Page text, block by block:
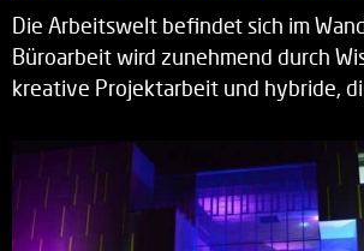
Die Arbeitswelt befindet sich im
Büroarbeit wird zunehmend durch
kreative Projektarbeit und hybride,